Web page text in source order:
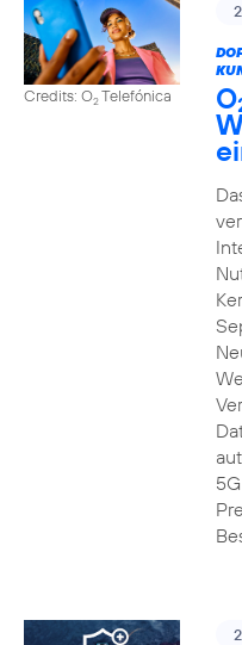
Credits: O2Telefónica O